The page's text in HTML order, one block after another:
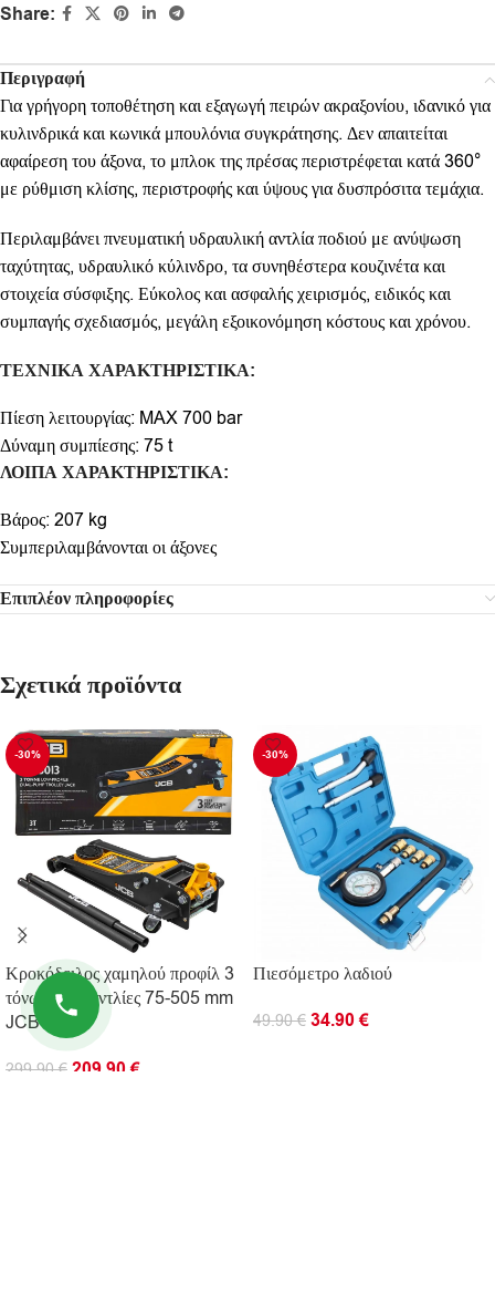
Share:
Περιγραφή
Για γρήγορη τοποθέτηση και εξαγωγή πειρών ακραξονίου, ιδανικό για
κυλινδρικά και κωνικά μπουλόνια συγκράτησης. Δεν απαιτείται
αφαίρεση του άξονα, το μπλοκ της πρέσας περιστρέφεται κατά 360°
με ρύθμιση κλίσης, περιστροφής και ύψους για δυσπρόσιτα τεμάχια.
Περιλαμβάνει πνευματική υδραυλική αντλία ποδιού με ανύψωση
ταχύτητας, υδραυλικό κύλινδρο, τα συνηθέστερα κουζινέτα και
στοιχεία σύσφιξης. Εύκολος και ασφαλής χειρισμός, ειδικός και
συμπαγής σχεδιασμός, μεγάλη εξοικονόμηση κόστους και χρόνου.
ΤΕΧΝΙΚΑΧΑΡΑΚΤΗΡΙΣΤΙΚΑ:
Πίεση λειτουργίας: MAX 700 bar
Δύναμη συμπίεσης: 75 t
ΛΟΙΠΑΧΑΡΑΚΤΗΡΙΣΤΙΚΑ:
Βάρος: 207 kg
Συμπεριλαμβάνονται οι άξονες
Επιπλέον πληροφορίες
Σχετικά προϊόντα
-30%
Κροκόδειλος χαμηλού προφίλ 3
τόνων με 2 αντλίες 75-505 mm
JCB
299.90€ 209.90€
-30%
Πιεσόμετρο λαδιού
49.90€ 34.90€